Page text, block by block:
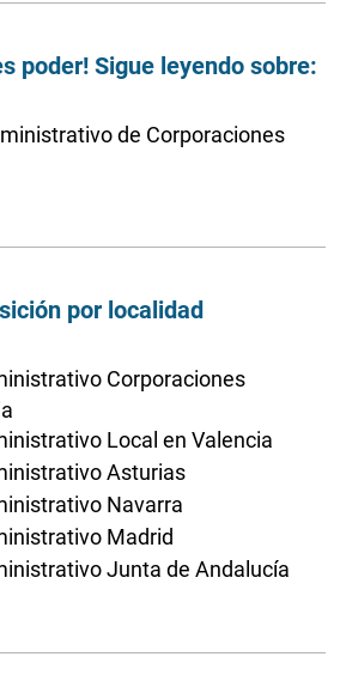
poder! Sigue leyendo sobre:
de Corporaciones
por localidad
Corporaciones
Local en Valencia
Asturias
Navarra
Madrid
Junta de Andalucía